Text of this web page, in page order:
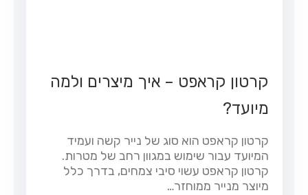
קרטון קראפט – איך מיצרים ולמה
מיועד?
קרטון קראפט הוא סוג של נייר קשה ועמיד
המיועד עבור שימוש במגוון רחב של מטרות.
קרטון קראפט עשוי סיבי צמחים, בדרך כלל
מיוצר מנייר ממוחזר…